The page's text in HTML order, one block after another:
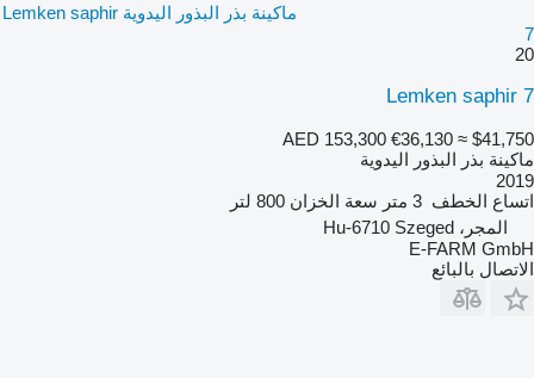
ماكينة بذر البذور اليدوية Lemken saphir
7
20
Lemken saphir 7
AED 153,300 €36,130 ≈ $41,750
ماكينة بذر البذور اليدوية
2019
اتساع الخطف 3 متر سعة الخزان 800 لتر
المجر، Hu-6710 Szeged
E-FARM GmbH
الاتصال بالبائع